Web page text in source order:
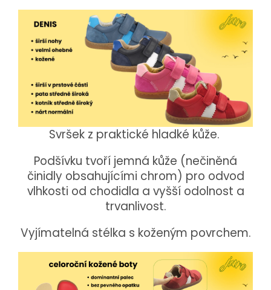
Svršek z praktické hladké kůže.
Podšívku tvoří jemná kůže (nečiněná
činidly obsahujícími chrom) pro odvod
vlhkosti od chodidla a vyšší odolnost a
trvanlivost.
Vyjímatelná stélka s koženým povrchem.